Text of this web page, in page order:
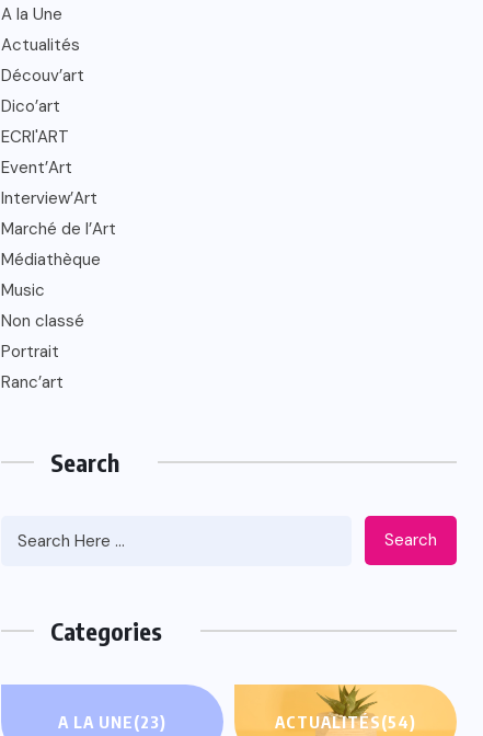
A la Une
Actualités
Découv’art
Dico’art
ECRI'ART
Event’Art
Interview’Art
Marché de l’Art
Médiathèque
Music
Non classé
Portrait
Ranc’art
Search
Search
Categories
A LA UNE(23) ACTUALITÉS(54)